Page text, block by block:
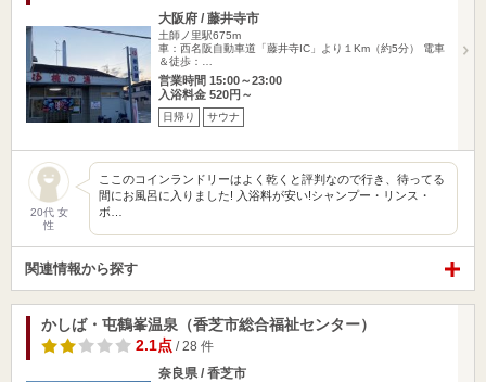
大阪府 / 藤井寺市
土師ノ里駅675m
車：西名阪自動車道「藤井寺IC」より１Km（約5分） 電車
＆徒歩：…
営業時間 15:00～23:00
入浴料金 520円～
日帰り サウナ
20代 女
性
ここのコインランドリーはよく乾くと評判なので行き、待ってる
間にお風呂に入りました! 入浴料が安い!シャンプー・リンス・
ボ…
関連情報から探す
かしば・屯鶴峯温泉（香芝市総合福祉センター）
2.1点 / 28 件
奈良県 / 香芝市